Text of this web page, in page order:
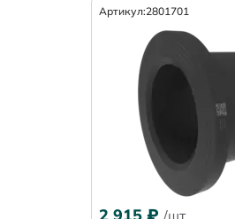
Артикул:2801701
/шт